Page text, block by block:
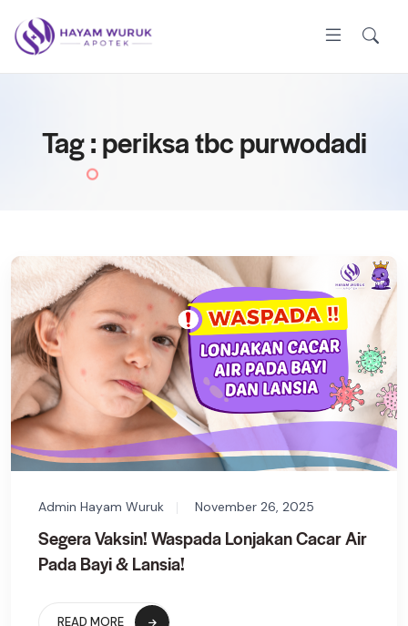
Tag : periksa tbc purwodadi
Admin Hayam Wuruk November 26, 2025
Segera Vaksin! Waspada Lonjakan Cacar Air
Pada Bayi & Lansia!
READ MORE